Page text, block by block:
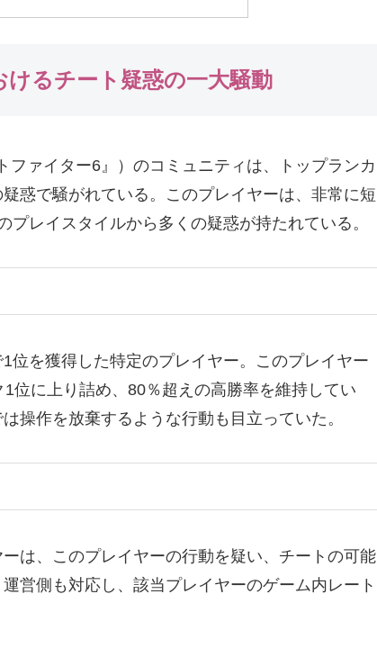
るチート疑惑の一大騒動
ァイター6』）のコミュニティは、トップランカ
惑で騒がれている。このプレイヤーは、非常に短
レイスタイルから多くの疑惑が持たれている。
位を獲得した特定のプレイヤー。このプレイヤー
位に上り詰め、80％超えの高勝率を維持してい
操作を放棄するような行動も目立っていた。
は、このプレイヤーの行動を疑い、チートの可能
営側も対応し、該当プレイヤーのゲーム内レート